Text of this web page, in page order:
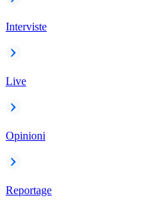
Interviste
Live
Opinioni
Reportage